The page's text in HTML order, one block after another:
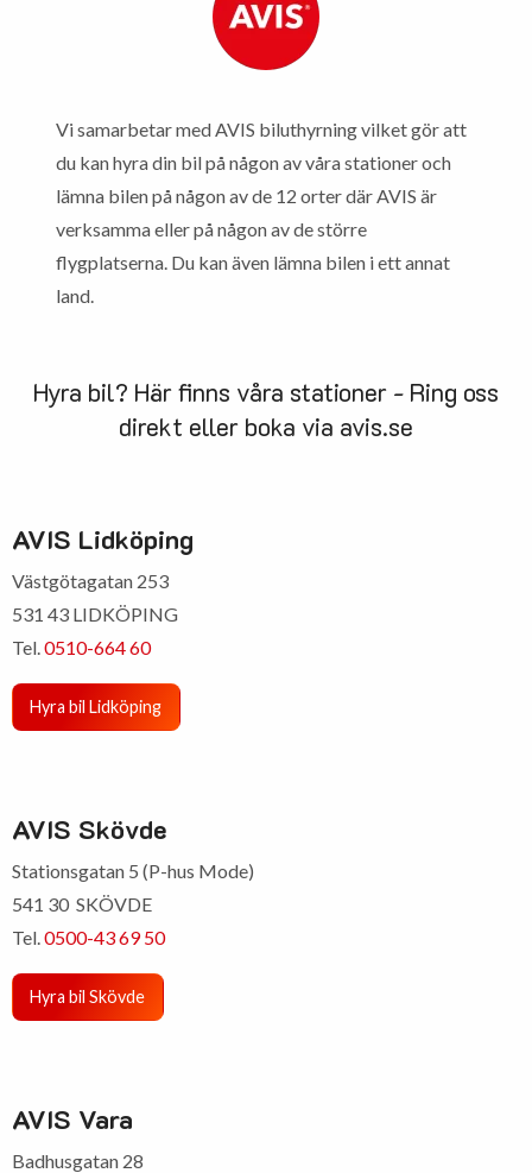
Vi samarbetar med AVIS biluthyrning vilket gör att
du kan hyra din bil på någon av våra stationer och
lämna bilen på någon av de 12 orter där AVIS är
verksamma eller på någon av de större
flygplatserna. Du kan även lämna bilen i ett annat
land.
Hyra bil? Här finns våra stationer - Ring oss
direkt eller boka via avis.se
AVIS Lidköping
Västgötagatan 253
531 43 LIDKÖPING
Tel. 0510-664 60
Hyra bil Lidköping
AVIS Skövde
Stationsgatan 5 (P-hus Mode)
541 30 SKÖVDE
Tel. 0500-43 69 50
Hyra bil Skövde
AVIS Vara
Badhusgatan 28